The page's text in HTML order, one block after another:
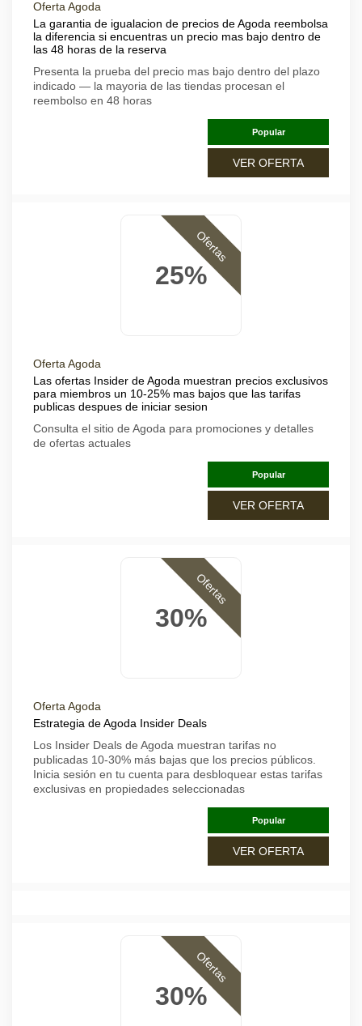
Oferta Agoda
La garantia de igualacion de precios de Agoda reembolsa
la diferencia si encuentras un precio mas bajo dentro de
las 48 horas de la reserva
Presenta la prueba del precio mas bajo dentro del plazo
indicado — la mayoria de las tiendas procesan el
reembolso en 48 horas
Popular
VER OFERTA
25%
Ofertas
Oferta Agoda
Las ofertas Insider de Agoda muestran precios exclusivos
para miembros un 10-25% mas bajos que las tarifas
publicas despues de iniciar sesion
Consulta el sitio de Agoda para promociones y detalles
de ofertas actuales
Popular
VER OFERTA
30%
Ofertas
Oferta Agoda
Estrategia de Agoda Insider Deals
Los Insider Deals de Agoda muestran tarifas no
publicadas 10-30% más bajas que los precios públicos.
Inicia sesión en tu cuenta para desbloquear estas tarifas
exclusivas en propiedades seleccionadas
Popular
VER OFERTA
30%
Ofertas